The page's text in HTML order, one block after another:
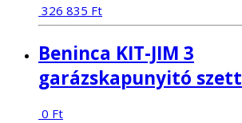
326 835 Ft
Beninca KIT-JIM 3
garázskapunyitó szett
0 Ft